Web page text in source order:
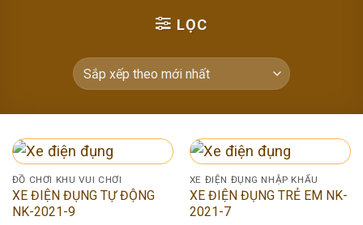
LỌC
ĐỒ CHƠI KHU VUI CHƠI
XE ĐIỆN ĐỤNG TỰ ĐỘNG
NK-2021-9
XE ĐIỆN ĐỤNG NHẬP KHẨU
XE ĐIỆN ĐỤNG TRẺ EM NK-
2021-7